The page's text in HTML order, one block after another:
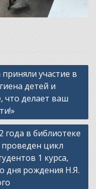
приняли участие в
детей и
что делает ваш
года в библиотеке
проведен цикл
1 курса,
дня рождения Н.Я.